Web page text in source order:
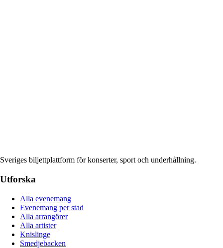
Sveriges biljettplattform för konserter, sport och underhållning.
Utforska
Alla evenemang
Evenemang per stad
Alla arrangörer
Alla artister
Knislinge
Smedjebacken